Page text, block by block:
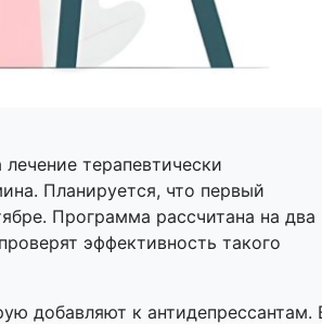
терапевтически
Планируется, что первый
Программа рассчитана на два
эффективность такого
добавляют к антидепрессантам.